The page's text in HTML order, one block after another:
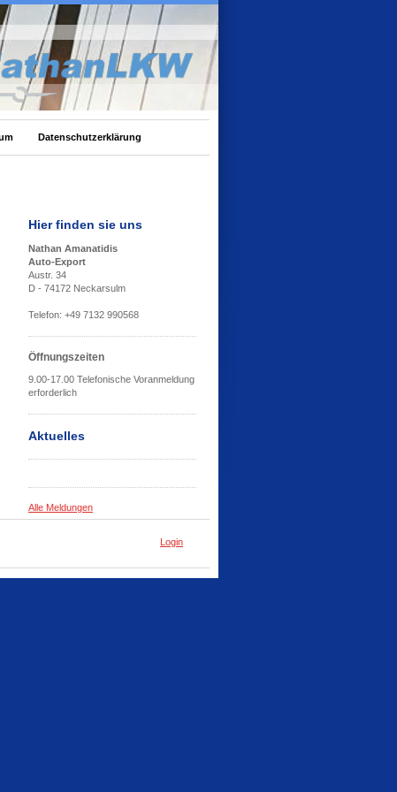
Datenschutzerklärung
Hier finden sie uns
Nathan Amanatidis
Auto-Export
Austr. 34
D - 74172 Neckarsulm
Telefon: +49 7132 990568
Öffnungszeiten
9.00-17.00 Telefonische Voranmeldung
erforderlich
Aktuelles
Alle Meldungen
Login